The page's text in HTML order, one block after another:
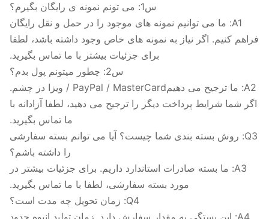
س1: می تونم نمونه ی رایگان بگیرم؟
A1: ما می توانیم نمونه های موجود را در حمل و نقل رایگان
فراهم کنیم. اگر نیاز به نمونه های خاص وجود داشته باشد، لطفا
برای جزئیات بیشتر با ما تماس بگیرید.
س2: چطور ميتونم پول بدم؟
A2: ما ترجیح می دهیمPayPal / MasterCard / ویزا در چشم.
اگر شما شرایط پرداخت دیگر را ترجیح می دهید، لطفا آزادانه با
ما تماس بگیرید.
Q3: روش بسته بندی شما چیست؟ آیا می توانم بسته سفارشی
را داشته باشم؟
A3: ما بسته صادرات استاندارد داریم. برای جزئیات بیشتر در
مورد بسته سفارشی، لطفا با ما تماس بگیرید.
Q4: زمان تحویل چه مدت است؟
A4: این بستگی به مقدار سفارش دارد. زمان تولید انبوه حدود